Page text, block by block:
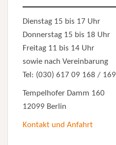
Dienstag 15 bis 17 Uhr
Donnerstag 15 bis 18 Uhr
Freitag 11 bis 14 Uhr
sowie nach Vereinbarung
Tel: (030) 617 09 168 / 169
Tempelhofer Damm 160
12099 Berlin
Kontakt und Anfahrt